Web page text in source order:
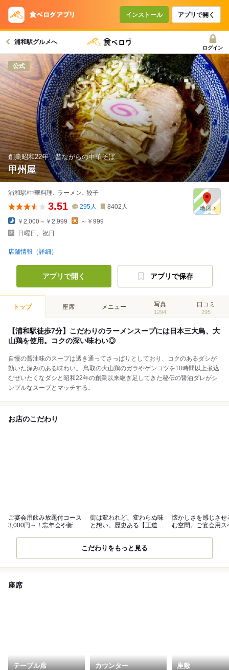
インストール アプリで開く
浦和駅グルメへ
ログイン
公式
創業昭和22年 昔ながらの中華そば
甲州屋
浦和駅/中華料理､ ラーメン､ 餃子
3.51 295人 8402 人
￥2,000～￥2,999
～￥999
日曜日、祝日
店舗情報（詳細）
アプリで開く アプリで保存
トップ 座席 メニュー 写真
1294
口コミ
295
【浦和駅徒歩7分】こだわりのラーメンスープには日本三大鳥、大
山鶏を使用。コクの深い味わい◎
自慢の醤油味のスープは透き通ってさっぱりとしており、コクのあるダシが
効いた深みのある味わい。 鳥取の大山鶏のガラやゲンコツを10時間以上煮込
むぜいたくなダシと昭和22年の創業以来継ぎ足してきた秘伝の醤油ダレがシ
ンプルなスープとマッチする。
お店のこだわり
ご宴会用飲み放題付コース
3,000円～！忘年会や新年
街は変われど、変わらぬ味
と想い。歴史ある【王道塩
懐かしさを感じさせ
む空間。ご宴会用ス
こだわりをもっと見る
座席
テーブル席 カウンター 座敷